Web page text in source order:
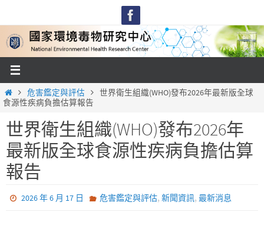
content
Home危害鑑定與評估
世界衛生組織(WHO)發布2026年最新版全球
食源性疾病負擔估算報告
世界衛生組織(WHO)發布2026年
最新版全球食源性疾病負擔估算
報告
2026 年 6 月 17 日 危害鑑定與評估, 新聞資訊, 最新消息